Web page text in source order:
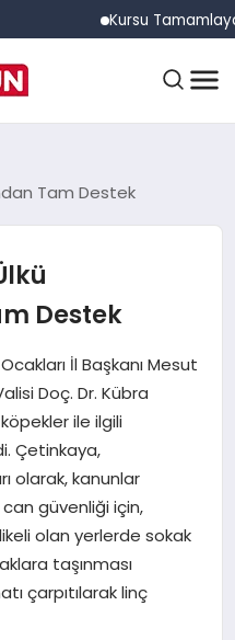
Kursu Tamamlayan
Tam Destek
Destek
İl Başkanı Mesut
Doç. Dr. Kübra
ile ilgili
Çetinkaya,
olarak, kanunlar
güvenliği için,
olan yerlerde sokak
taşınması
çarpıtılarak linç